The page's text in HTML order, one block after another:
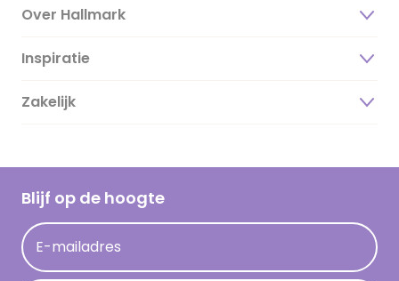
Over Hallmark
Over ons
Duurzaamheid
Hallmark Kaartclub
Acties
Persberichten
Inspiratie
Magazine
Cadeau inspiratie
Kaartinspiratie
Zakelijk
Blijf op de hoogte
E-mailadres